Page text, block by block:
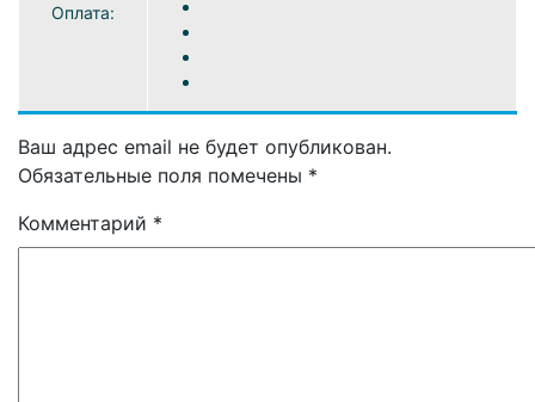
Оплата:
Ваш адрес email не будет опубликован.
Обязательные поля помечены *
Комментарий *